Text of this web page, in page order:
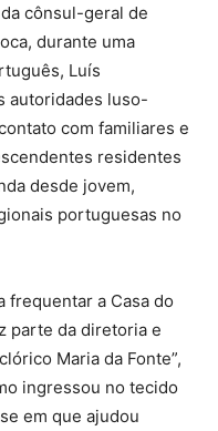
cônsul-geral de
durante uma
Luís
autoridades luso-
com familiares e
residentes
desde jovem,
portuguesas no
frequentar a Casa do
parte da diretoria e
Maria da Fonte”,
ingressou no tecido
em que ajudou